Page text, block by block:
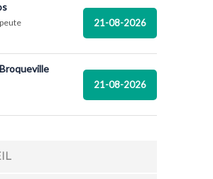
21-08-2026
21-08-2026